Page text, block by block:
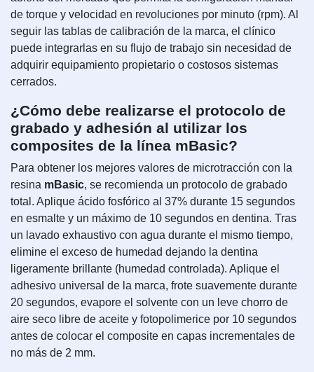
de torque y velocidad en revoluciones por minuto (rpm). Al
seguir las tablas de calibración de la marca, el clínico
puede integrarlas en su flujo de trabajo sin necesidad de
adquirir equipamiento propietario o costosos sistemas
cerrados.
¿Cómo debe realizarse el protocolo de
grabado y adhesión al utilizar los
composites de la línea mBasic?
Para obtener los mejores valores de microtracción con la
resina mBasic, se recomienda un protocolo de grabado
total. Aplique ácido fosfórico al 37% durante 15 segundos
en esmalte y un máximo de 10 segundos en dentina. Tras
un lavado exhaustivo con agua durante el mismo tiempo,
elimine el exceso de humedad dejando la dentina
ligeramente brillante (humedad controlada). Aplique el
adhesivo universal de la marca, frote suavemente durante
20 segundos, evapore el solvente con un leve chorro de
aire seco libre de aceite y fotopolimerice por 10 segundos
antes de colocar el composite en capas incrementales de
no más de 2 mm.